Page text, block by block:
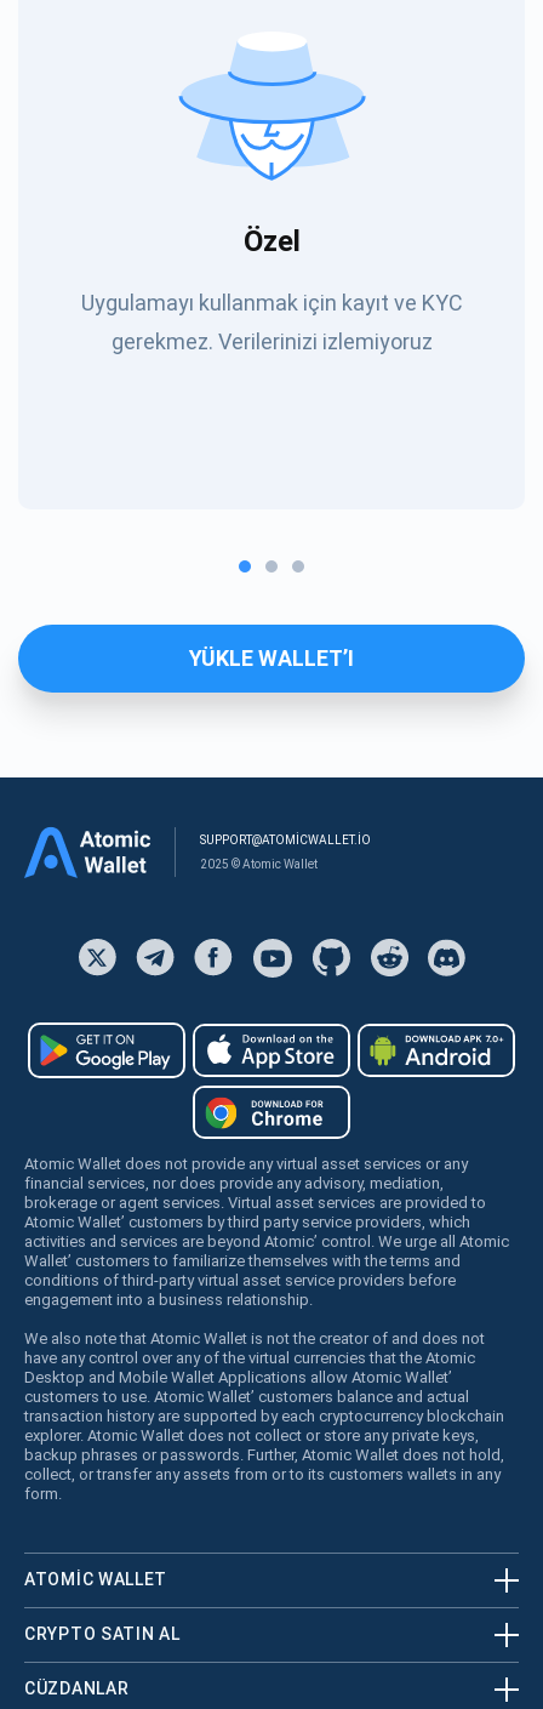
Özel
Uygulamayı kullanmak için kayıt ve KYC
gerekmez. Verilerinizi izlemiyoruz
YÜKLE WALLET’I
SUPPORT@ATOMICWALLET.IO
2025 © Atomic Wallet
Atomic Wallet does not provide any virtual asset services or any
financial services, nor does provide any advisory, mediation,
brokerage or agent services. Virtual asset services are provided to
Atomic Wallet’ customers by third party service providers, which
activities and services are beyond Atomic’ control. We urge all Atomic
Wallet’ customers to familiarize themselves with the terms and
conditions of third-party virtual asset service providers before
engagement into a business relationship.
We also note that Atomic Wallet is not the creator of and does not
have any control over any of the virtual currencies that the Atomic
Desktop and Mobile Wallet Applications allow Atomic Wallet’
customers to use. Atomic Wallet’ customers balance and actual
transaction history are supported by each cryptocurrency blockchain
explorer. Atomic Wallet does not collect or store any private keys,
backup phrases or passwords. Further, Atomic Wallet does not hold,
collect, or transfer any assets from or to its customers wallets in any
form.
ATOMIC WALLET
CRYPTO SATIN AL
CÜZDANLAR